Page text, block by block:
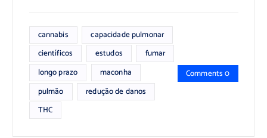
cannabis
capacidade pulmonar
científicos
estudos
fumar
longo prazo
maconha
pulmão
redução de danos
THC
Comments 0